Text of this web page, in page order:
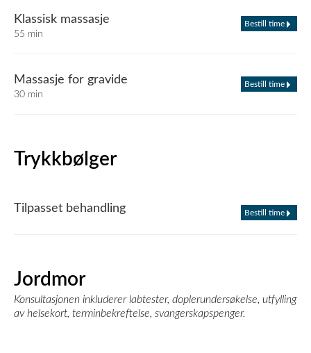
Klassisk massasje
55 min
Bestill time
Massasje for gravide
30 min
Bestill time
Trykkbølger
Tilpasset behandling Bestill time
Jordmor
Konsultasjonen inkluderer labtester, doplerundersøkelse, utfylling
av helsekort, terminbekreftelse, svangerskapspenger.